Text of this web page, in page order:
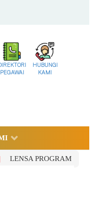
PEGAWAI
HUBUNGI
KAMI
LENSA PROGRAM